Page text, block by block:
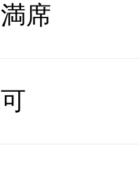
満席
可